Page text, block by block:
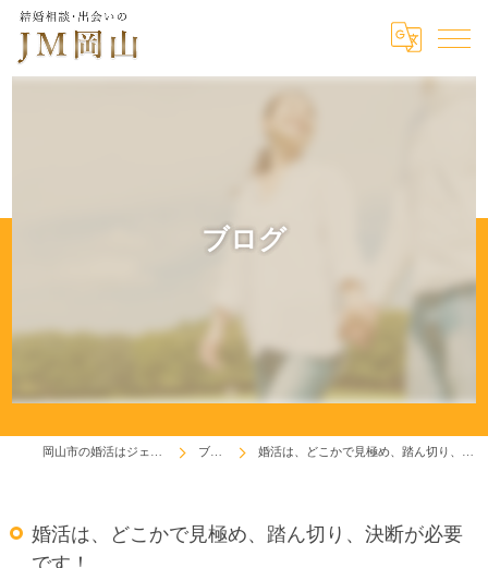
ブログ
ブログ 婚活は、どこかで見極め、踏ん切り、決断が必要です！
婚活は、どこかで見極め、踏ん切り、決断が必要
です！